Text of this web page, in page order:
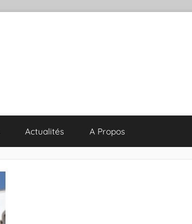
Actualités A Propos